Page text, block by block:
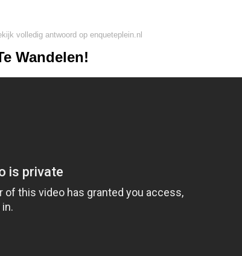
volledig antwoord op enqueteplein.nl
Wandelen!